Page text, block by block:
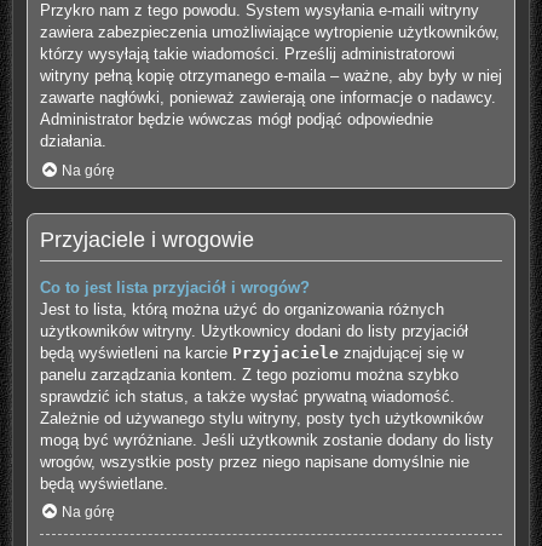
Przykro nam z tego powodu. System wysyłania e-maili witryny
zawiera zabezpieczenia umożliwiające wytropienie użytkowników,
którzy wysyłają takie wiadomości. Prześlij administratorowi
witryny pełną kopię otrzymanego e-maila – ważne, aby były w niej
zawarte nagłówki, ponieważ zawierają one informacje o nadawcy.
Administrator będzie wówczas mógł podjąć odpowiednie
działania.
Na górę
Przyjaciele i wrogowie
Co to jest lista przyjaciół i wrogów?
Jest to lista, którą można użyć do organizowania różnych
użytkowników witryny. Użytkownicy dodani do listy przyjaciół
będą wyświetleni na karcie Przyjacieleznajdującej się w
panelu zarządzania kontem. Z tego poziomu można szybko
sprawdzić ich status, a także wysłać prywatną wiadomość.
Zależnie od używanego stylu witryny, posty tych użytkowników
mogą być wyróżniane. Jeśli użytkownik zostanie dodany do listy
wrogów, wszystkie posty przez niego napisane domyślnie nie
będą wyświetlane.
Na górę